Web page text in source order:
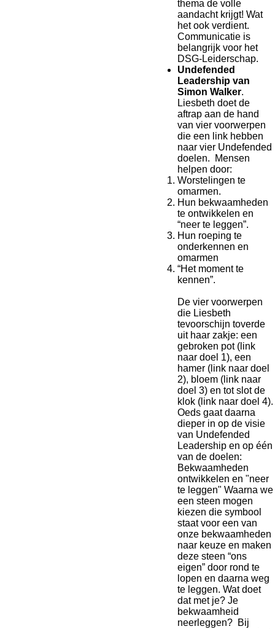
thema de volle
aandacht krijgt! Wat
het ook verdient.
Communicatie is
belangrijk voor het
DSG-Leiderschap.
Undefended
Leadership van
Simon Walker.
Liesbeth doet de
aftrap aan de hand
van vier voorwerpen
die een link hebben
naar vier Undefended
doelen. Mensen
helpen door:
Worstelingen te
omarmen.
Hun bekwaamheden
te ontwikkelen en
“neer te leggen”.
Hun roeping te
onderkennen en
omarmen
“Het moment te
kennen”.
De vier voorwerpen
die Liesbeth
tevoorschijn toverde
uit haar zakje: een
gebroken pot (link
naar doel 1), een
hamer (link naar doel
2), bloem (link naar
doel 3) en tot slot de
klok (link naar doel 4).
Oeds gaat daarna
dieper in op de visie
van Undefended
Leadership en op één
van de doelen:
Bekwaamheden
ontwikkelen en "neer
te leggen" Waarna we
een steen mogen
kiezen die symbool
staat voor een van
onze bekwaamheden
naar keuze en maken
deze steen “ons
eigen” door rond te
lopen en daarna weg
te leggen. Wat doet
dat met je? Je
bekwaamheid
neerleggen? Bij